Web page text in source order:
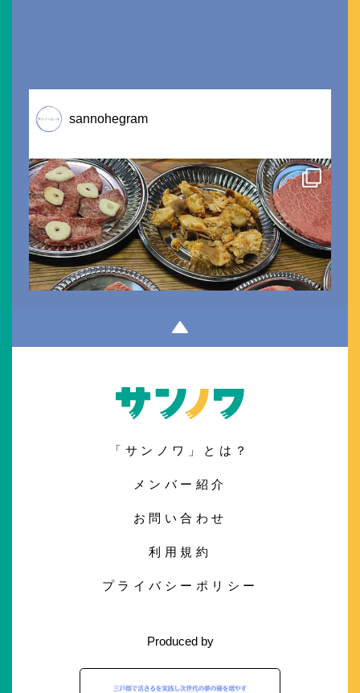
sannohegram
「サンノワ」とは？
メンバー紹介
お問い合わせ
利用規約
プライバシーポリシー
Produced by